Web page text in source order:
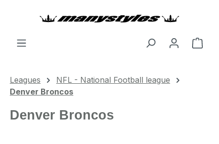
Leagues
NFL - National Football league
Denver Broncos
Denver Broncos